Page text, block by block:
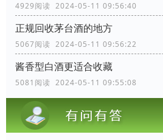
4929阅读 2024-05-11 09:56:40
正规回收茅台酒的地方
5067阅读 2024-05-11 09:56:22
酱香型白酒更适合收藏
5081阅读 2024-05-11 09:55:08